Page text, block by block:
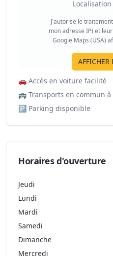
J'autorise le
mon adresse IP) et
Google Maps (USA)
AFFICHER
🚗 Accès en voiture facilité
🚌 Transports en commun
🅿️ Parking disponible
Horaires d'ouverture
Jeudi
Lundi
Mardi
Samedi
Dimanche
Mercredi